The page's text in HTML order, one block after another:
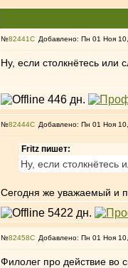
№82441 Добавлено: Пн 01 Ноя
Ну, если столкнётесь или
№82444 Добавлено: Пн 01 Ноя
Fritz пишет:
Ну, если столкнётесь
Сегодня же уважаемый и
№82458 Добавлено: Пн 01 Ноя
Филолег про действие во